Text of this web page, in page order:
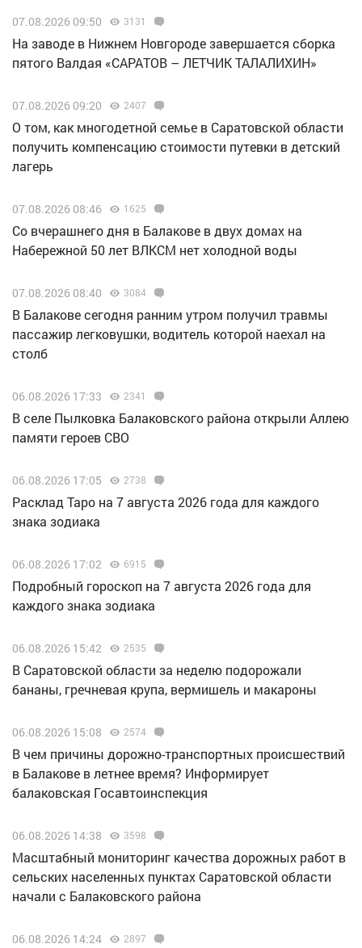
07.08.2026 09:50 3131
Н️а заводе в Нижнем Новгороде завершается сборка
пятого Валдая «САРАТОВ – ЛЕТЧИК ТАЛАЛИХИН»
07.08.2026 09:20 2407
О том, как многодетной семье в Саратовской области
получить компенсацию стоимости путевки в детский
лагерь
07.08.2026 08:46 1625
Со вчерашнего дня в Балакове в двух домах на
Набережной 50 лет ВЛКСМ нет холодной воды
07.08.2026 08:40 3084
В Балакове сегодня ранним утром получил травмы
пассажир легковушки, водитель которой наехал на
столб
06.08.2026 17:33 2341
В селе Пылковка Балаковского района открыли Аллею
памяти героев СВО
06.08.2026 17:05 2738
Расклад Таро на 7 августа 2026 года для каждого
знака зодиака
06.08.2026 17:02 6915
Подробный гороскоп на 7 августа 2026 года для
каждого знака зодиака
06.08.2026 15:42 2535
В Саратовской области за неделю подорожали
бананы, гречневая крупа, вермишель и макароны
06.08.2026 15:08 2574
В чем причины дорожно-транспортных происшествий
в Балакове в летнее время? Информирует
балаковская Госавтоинспекция
06.08.2026 14:38 3598
Масштабный мониторинг качества дорожных работ в
сельских населенных пунктах Саратовской области
начали с Балаковского района
06.08.2026 14:24 2897